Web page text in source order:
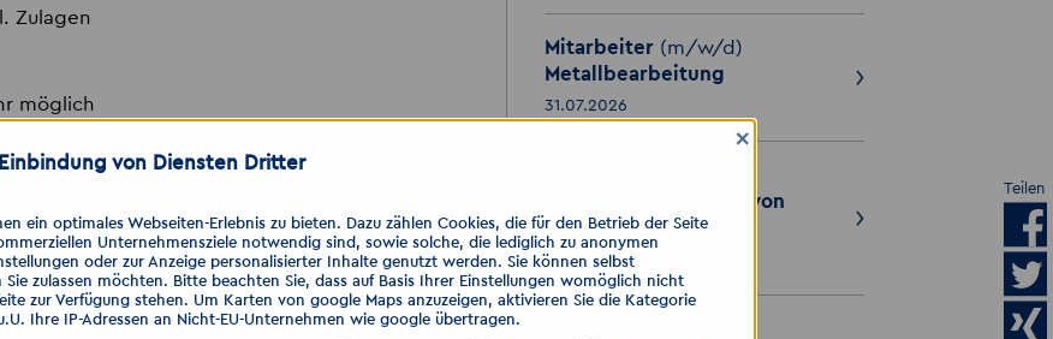
Zulagen
möglich
in Gera
Mitarbeiter (m/w/d)
Metallbearbeitung
31.07.2026
Montage/Schweißen von
Rohrleitungen
31.07.2026
Teilen
von Diensten Dritter
×
ein optimales Webseiten-Erlebnis zu bieten. Dazu zählen Cookies, die für den Betrieb der Seite
Unternehmensziele notwendig sind, sowie solche, die lediglich zu anonymen
oder zur Anzeige personalisierter Inhalte genutzt werden. Sie können selbst
zulassen möchten. Bitte beachten Sie, dass auf Basis Ihrer Einstellungen womöglich nicht
zur Verfügung stehen. Um Karten von google Maps anzuzeigen, aktivieren Sie die Kategorie
Ihre IP-Adressen an Nicht-EU-Unternehmen wie google übertragen.